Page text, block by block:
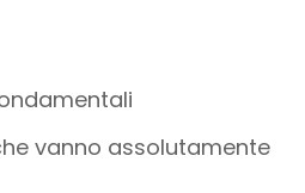
vanno assolutamente